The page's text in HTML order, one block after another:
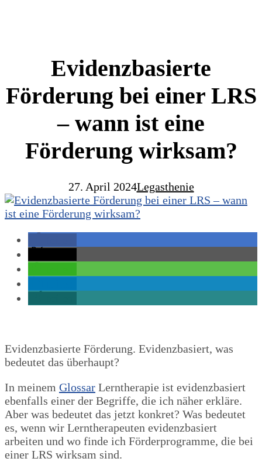
Evidenzbasierte
Förderung bei einer LRS
– wann ist eine
Förderung wirksam?
27. April 2024Legasthenie
Evidenzbasierte Förderung. Evidenzbasiert, was
bedeutet das überhaupt?
In meinem Glossar Lerntherapie ist evidenzbasiert
ebenfalls einer der Begriffe, die ich näher erkläre.
Aber was bedeutet das jetzt konkret? Was bedeutet
es, wenn wir Lerntherapeuten evidenzbasiert
arbeiten und wo finde ich Förderprogramme, die bei
einer LRS wirksam sind.